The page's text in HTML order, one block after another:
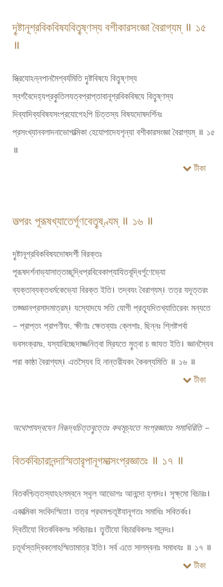
দৄষ্টানূশ্রবিকবিষযবিতৄষ্ণস্য বশীকারসংজ্ঞা বৈরাগ্যম্ ॥ ১৫
॥
স্ত্রিযোঽন্নপানমৈশ্বর্যমিতি দৄষ্টবিষযে বিতৄষ্ণস্য
স্বর্গবৈদেহ্যপ্রকৄতিলযত্বপ্রাপ্তাবানূশ্রবিকবিষযে বিতৄষ্ণস্য
দিব্যাদিব্যবিষযসংপ্রযোগেঽপি চিত্তস্য বিষযদোষদর্শিনঃ
প্রসংখ্যানবলাদনাভোগাত্মিকা হেযোপাদেযশৃন্যা বশীকারসংজ্ঞা বৈরাগ্যম্ ॥ ১৫
॥
টীকা
তত্পরং পূরূষখ্যাতের্গূণবেতৄষ্ণ্যম্ ॥ ১৬ ॥
দৄষ্টানূশ্রবিকবিষযদোষদর্শী বিরক্তঃ
পূরূষদর্শনাভ্যাসাত্তচ্ছূদ্ধিপ্রবিবেকাপ্যাযিতবূদ্ধির্গূণেভ্যো
ব্যক্তাব্যক্তধর্মকেভ্যো বিরক্ত ইতি। তদ্বযং বৈরাগ্যম্। তত্র যদূত্তরং
তজ্জ্ঞানপ্রসাদমাত্রম্। যস্যোদযে সতি যোগী প্রত্যূদিতখ্যাতিরেবং মন্যতে
– প্রাপ্তং প্রাপণীযং, ক্ষীণাঃ ক্ষেতব্যাঃ ক্লেশাঃ, ছিন্নঃ শ্লিষ্টপর্বা
ভবসংক্রমঃ, যস্যাবিচ্ছেদাজ্জনিত্বা ম্রিযতে মৄত্বা চ জাযত ইতি। জ্ঞানস্যৈব
পরা কাষ্ঠা বৈরাগ্যম্। এতস্যৈব হি নান্তরীযকং কৈবল্যমিতি ॥ ১৬ ॥
টীকা
অথোপাযদ্বযেন নিরূদ্ধচিত্তবৄত্তেঃ কথমূচ্যতে সংপ্রজ্ঞাতঃ সমাধিরিতি –
বিতর্কবিচারানন্দাস্মিতারৃপানূগমাত্সংপ্রজ্ঞাতঃ ॥ ১৭ ॥
বিতর্কশ্চিত্তস্যাঽঽলম্বনে স্থৃল আভোগঃ আনন্দো হ্লাদঃ। সৃক্ষ্মো বিচারঃ।
একাত্মিকা সংবিদস্মিতা। তত্র প্রথমশ্চতূষ্টযানূগতঃ সমাধিঃ সবিতর্কঃ।
দ্বিতীযো বিতর্কবিকলঃ সবিচারঃ। তৄতীযো বিচারবিকলঃ সানন্দঃ।
চতূর্থস্তদ্বিকলোঽস্মিতামাত্র ইতি। সর্ব এতে সালম্বনাঃ সমাধযঃ ॥ ১৭ ॥
টীকা